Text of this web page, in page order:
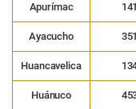
Apurímac 141
Ayacucho 351
Huancavelica
Huánuco